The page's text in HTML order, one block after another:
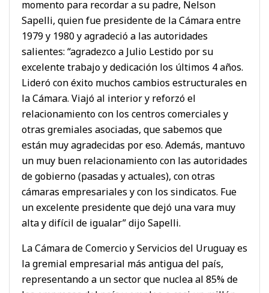
momento para recordar a su padre, Nelson
Sapelli, quien fue presidente de la Cámara entre
1979 y 1980 y agradeció a las autoridades
salientes: “agradezco a Julio Lestido por su
excelente trabajo y dedicación los últimos 4 años.
Lideró con éxito muchos cambios estructurales en
la Cámara. Viajó al interior y reforzó el
relacionamiento con los centros comerciales y
otras gremiales asociadas, que sabemos que
están muy agradecidas por eso. Además, mantuvo
un muy buen relacionamiento con las autoridades
de gobierno (pasadas y actuales), con otras
cámaras empresariales y con los sindicatos. Fue
un excelente presidente que dejó una vara muy
alta y difícil de igualar” dijo Sapelli.
La Cámara de Comercio y Servicios del Uruguay es
la gremial empresarial más antigua del país,
representando a un sector que nuclea al 85% de